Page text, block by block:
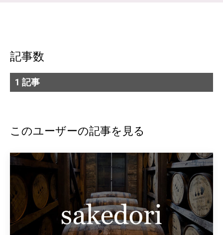
記事数
1 記事
このユーザーの記事を見る